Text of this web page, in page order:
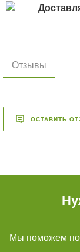
Отзывы
ОСТАВИТЬ
Мы поможем